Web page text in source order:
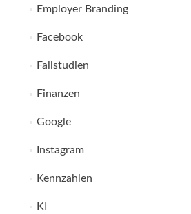
Employer Branding
Facebook
Fallstudien
Finanzen
Google
Instagram
Kennzahlen
KI